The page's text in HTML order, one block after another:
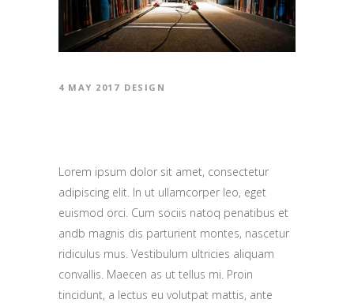
4 MAY 2017 DESIGN
Lorem ipsum dolor sit amet, consectetur
adipiscing elit. In ut ullamcorper leo, eget
euismod orci. Cum sociis natoq penatibus et
andb magnis dis parturient montes, nascetur
ridiculus mus. Vestibulum ultricies aliquam
convallis. Maecen as ut tellus mi. Proin
tincidunt, a lectus eu volutpat mattis, ante